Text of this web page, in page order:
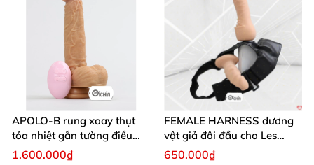
APOLO-B rung xoay thụt
tỏa nhiệt gắn tường điều
khiển từ xa đa chế độ
1.600.000₫
FEMALE HARNESS dương
vật giả đôi đầu cho Les
massage cực sướng
650.000₫